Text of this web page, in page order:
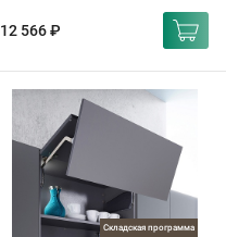
12 566 ₽
Складская программа